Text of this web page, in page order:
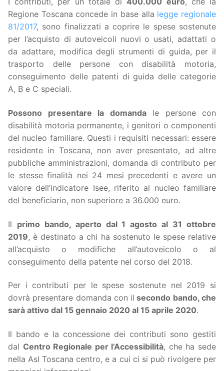
Regione Toscana concede in base alla legge regionale
81/2017, sono finalizzati a coprire le spese sostenute
per l’acquisto di autoveicoli nuovi o usati, adattati o
da adattare, modifica degli strumenti di guida, per il
trasporto delle persone con disabilità motoria,
conseguimento delle patenti di guida delle categorie
A, B e C speciali.
Possono presentare la domandale persone con
disabilità motoria permanente, i genitori o componenti
del nucleo familiare. Questi i requisiti necessari: essere
residente in Toscana, non aver presentato, ad altre
pubbliche amministrazioni, domanda di contributo per
le stesse finalità nei 24 mesi precedenti e avere un
valore dell’indicatore Isee, riferito al nucleo familiare
del beneficiario, non superiore a 36.000 euro.
Il primo bando, aperto dal 1 agosto al 31 ottobre
2019, è destinato a chi ha sostenuto le spese relative
all’acquisto o modifiche all’autoveicolo o al
conseguimento della patente nel corso del 2018.
Per i contributi per le spese sostenute nel 2019 si
dovrà presentare domanda con il secondo bando, che
sarà attivo dal 15 gennaio 2020 al 15 aprile 2020.
Il bando e la concessione dei contributi sono gestiti
dal Centro Regionale per l’Accessibilità, che ha sede
nella Asl Toscana centro, e a cui ci si può rivolgere per